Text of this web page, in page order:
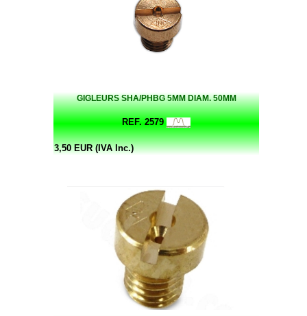
GIGLEURS SHA/PHBG 5MM DIAM. 50MM
REF. 2579
3,50 EUR (IVA Inc.)